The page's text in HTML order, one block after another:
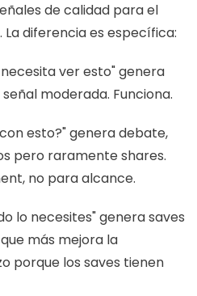
de calidad para el
La diferencia es específica:
ver esto" genera
moderada. Funciona.
esto?" genera debate,
pero raramente shares.
no para alcance.
lo necesites" genera saves
más mejora la
porque los saves tienen